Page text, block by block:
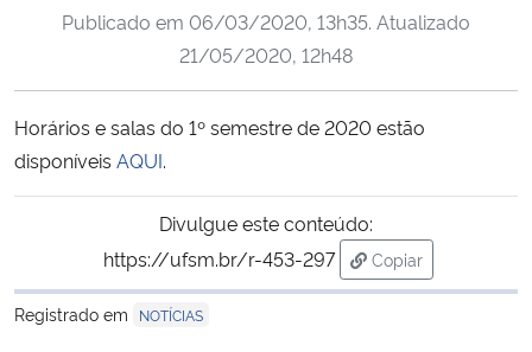
Ministério da Cidadania
Ministério do Meio Ambiente
Publicado em 06/03/2020, 13h35. Atualizado
21/05/2020, 12h48
Horários e salas do 1º semestre de 2020 estão
disponíveis AQUI.
Divulgue este conteúdo:
https://ufsm.br/r-453-297
Copiar
para área de
Registrado em
NOTÍCIAS